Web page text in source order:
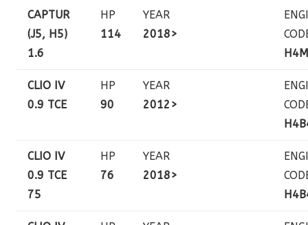
CAPTUR
(J5, H5)
1.6
HP
114
YEAR
2018>
H4M
CLIO IV
0.9 TCE
HP
90
YEAR
2012>
CLIO IV
0.9 TCE
75
HP
76
YEAR
2018>